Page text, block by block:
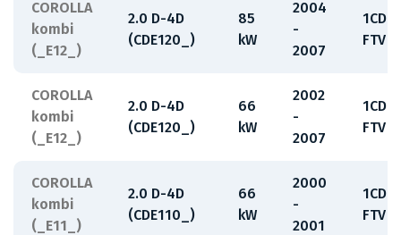
COROLLA
kombi
(_E12_)
2.0 D-4D
(CDE120_)
85
kW
2004
-
2007
1CD-
FTV
COROLLA
kombi
(_E12_)
2.0 D-4D
(CDE120_)
66
kW
2002
-
2007
1CD-
FTV
COROLLA
kombi
(_E11_)
2.0 D-4D
(CDE110_)
66
kW
2000
-
2001
1CD-
FTV